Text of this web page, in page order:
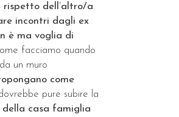
dell’altro/a.
incontri dagli ex
è ma voglia di
facciamo quando
un muro
come
pure subire la
casa famiglia